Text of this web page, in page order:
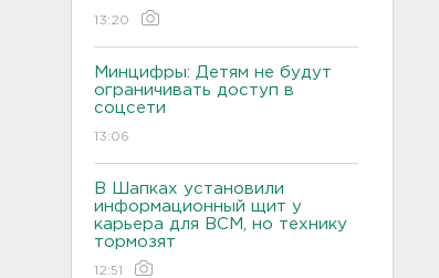
13:20
Минцифры: Детям не будут
ограничивать доступ в
соцсети
13:06
В Шапках установили
информационный щит у
карьера для ВСМ, но технику
тормозят
12:51